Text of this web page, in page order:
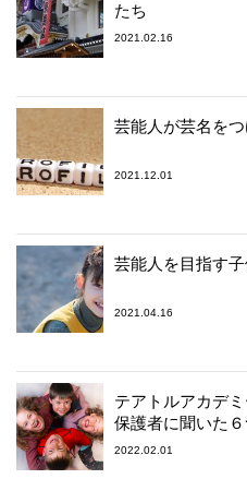
たち
2021.02.16
芸能人が芸名を
2021.12.01
芸能人を目指す
2021.04.16
テアトルアカデ
保護者に聞いた６
2022.02.01